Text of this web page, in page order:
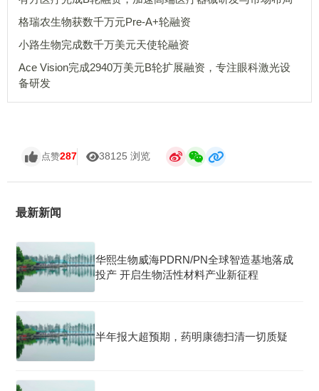
格瑞农生物获数千万元Pre-A+轮融资
小路生物完成数千万美元天使轮融资
Ace Vision完成2940万美元B轮扩展融资，专注眼科激光设
备研发
点赞287 38125 浏览
最新新闻
华熙生物威海PDRN/PN全球智造基地落成
投产 开启生物活性材料产业新征程
半年报大超预期，药明康德扫清一切质疑